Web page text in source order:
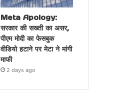
Meta Apology:
सरकार की सख्ती का असर,
पीएम मोदी का फेसबुक
वीडियो हटाने पर मेटा ने मांगी
माफी
2 days ago